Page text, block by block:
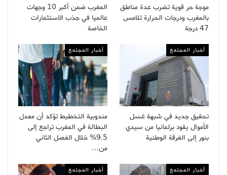
موجة حر قوية تضرب عدة مناطق
بالمغرب ودرجات الحرارة تلامس
47 درجة
المغرب ضمن أكبر 10 وجهات
عالميا في جذب الاستثمارات
الخاصة
أخبار المجتمع
تحقيق جديد في شبهة غسل
الأموال يقود برلمانيا من سيدي
بنور إلى الفرقة الوطنية
أخبار المجتمع
مندوبية التخطيط تؤكد أن معدل
البطالة في المغرب تراجع إلى
9.5% خلال الفصل الثاني
من…
أخبار المجتمع أخبار المجتمع